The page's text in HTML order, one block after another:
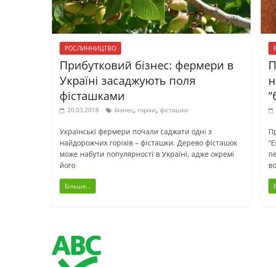
РОСЛИННИЦТВО
Прибутковий бізнес: фермери в
Україні засаджують поля
фісташками
20.03.2018 бізнес, горіхи, фісташки
Українські фермери почали саджати одні з
найдорожчих горіхів – фісташки. Дерево фісташок
може набути популярності в Україні, адже окремі
його
Більше...